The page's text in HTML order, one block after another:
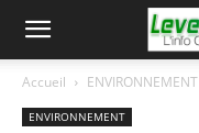
Accueil ENVIRONNEMENT
ENVIRONNEMENT